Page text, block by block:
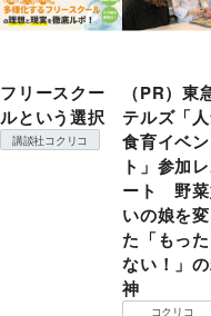
フリースクー
ルという選択
講談社コクリコ
（PR）東
テルズ「
食育イベン
ト」参加
ート 野
いの娘を変
た「もっ
ない！」
神
コクリコ